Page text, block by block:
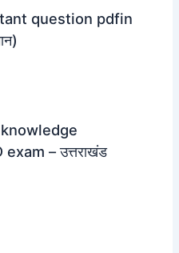
question pdfin
– उत्तराखंड